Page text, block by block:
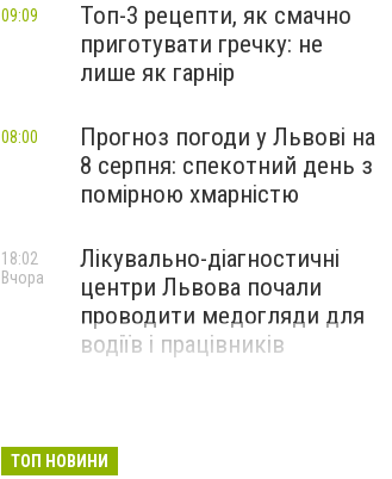
Топ-3 рецепти, як смачно
приготувати гречку: не
лише як гарнір
09:09
Прогноз погоди у Львові на
8 серпня: спекотний день з
помірною хмарністю
08:00
Лікувально-діагностичні
центри Львова почали
проводити медогляди для
водіїв і працівників
18:02
Вчора
ТОП НОВИНИ